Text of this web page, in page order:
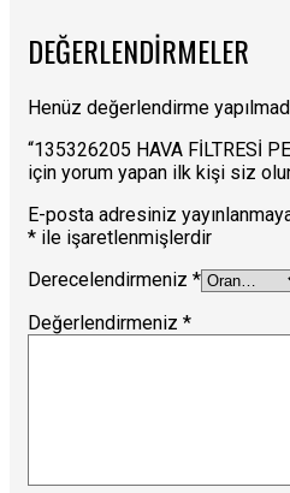
DEĞERLENDIRMELER
Henüz değerlendirme
“135326205 HAVA FİLTRESİ
için yorum yapan ilk kişi siz
E-posta adresiniz
* ile işaretlenmişlerdir
Derecelendirmeniz *
Değerlendirmeniz *